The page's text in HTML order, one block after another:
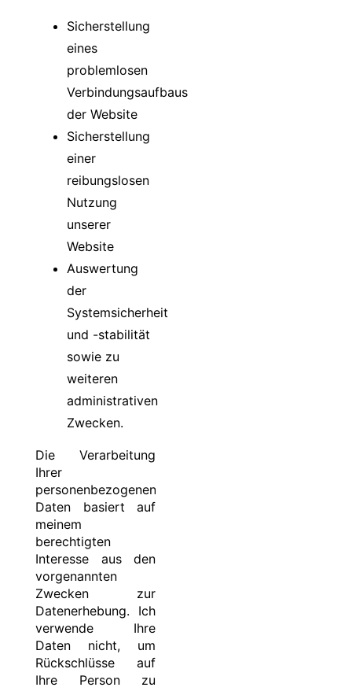
Sicherstellung
eines
problemlosen
Verbindungsaufbaus
der Website
Sicherstellung
einer
reibungslosen
Nutzung
unserer
Website
Auswertung
der
Systemsicherheit
und -stabilität
sowie zu
weiteren
administrativen
Zwecken.
Die Verarbeitung
Ihrer
personenbezogenen
Daten basiert auf
meinem
berechtigten
Interesse aus den
vorgenannten
Zwecken zur
Datenerhebung. Ich
verwende Ihre
Daten nicht, um
Rückschlüsse auf
Ihre Person zu